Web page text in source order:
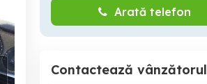
Arată telefon
Contactează vânzătorul